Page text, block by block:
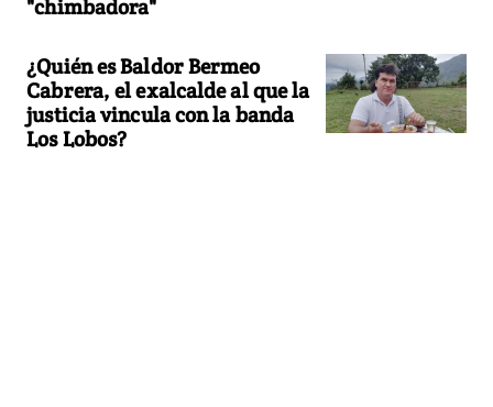
"chimbadora"
¿Quién es Baldor Bermeo
Cabrera, el exalcalde al que la
justicia vincula con la banda
Los Lobos?